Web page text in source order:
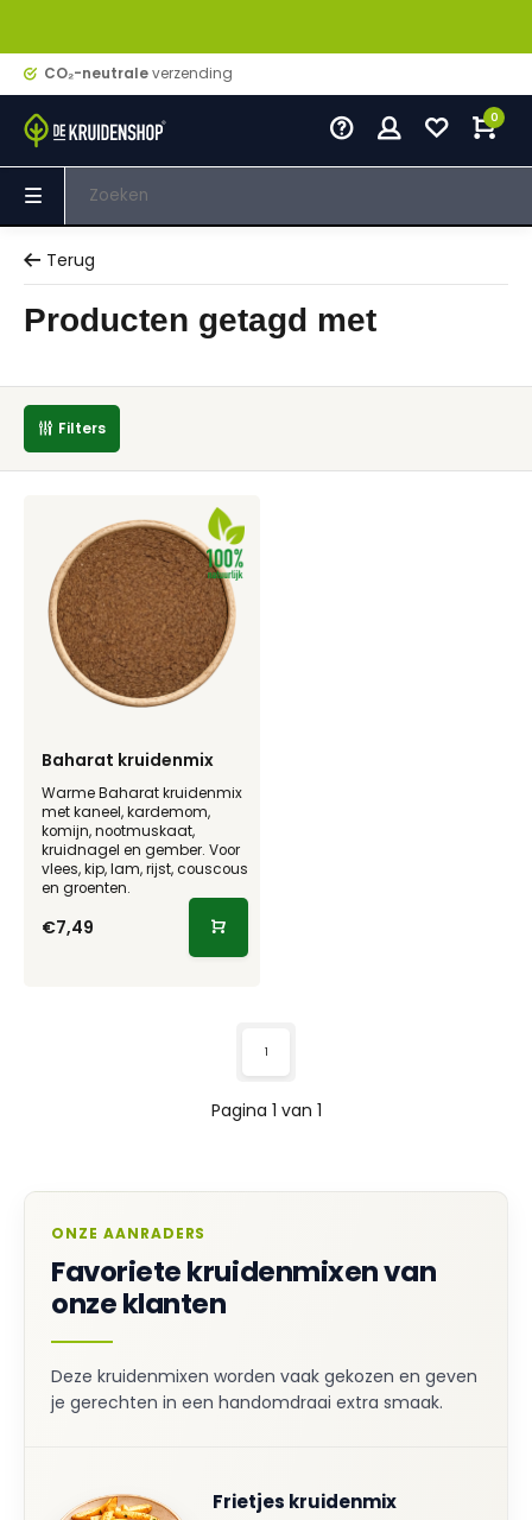
CO₂-neutraleverzending
0
Terug
Producten getagd met
Filters
Baharat kruidenmix
Warme Baharat kruidenmix
met kaneel, kardemom,
komijn, nootmuskaat,
kruidnagel en gember. Voor
vlees, kip, lam, rijst, couscous
en groenten.
€7,49
Pagina 1 van 1
1
ONZE AANRADERS
Favoriete kruidenmixen van
onze klanten
Deze kruidenmixen worden vaak gekozen en geven
je gerechten in een handomdraai extra smaak.
Frietjes kruidenmix